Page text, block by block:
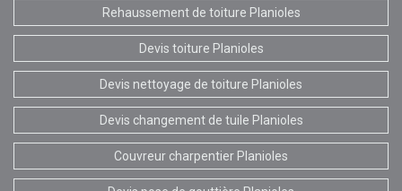
Rehaussement de toiture Planioles
Devis toiture Planioles
Devis nettoyage de toiture Planioles
Devis changement de tuile Planioles
Couvreur charpentier Planioles